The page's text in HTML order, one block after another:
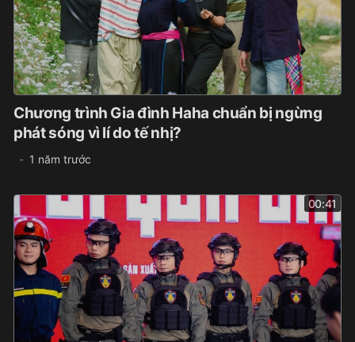
Chương trình Gia đình Haha chuẩn bị ngừng
phát sóng vì lí do tế nhị?
1 năm trước
00:41